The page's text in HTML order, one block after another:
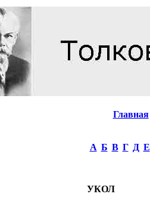
Главная
А Б В Г Д Е
УКОЛ